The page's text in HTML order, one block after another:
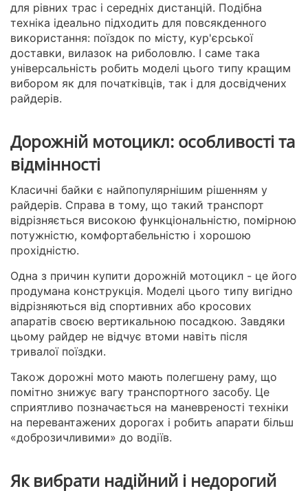
для рівних трас і середніх дистанцій. Подібна
техніка ідеально підходить для повсякденного
використання: поїздок по місту, кур'єрської
доставки, вилазок на риболовлю. І саме така
універсальність робить моделі цього типу кращим
вибором як для початківців, так і для досвідчених
райдерів.
Дорожній мотоцикл: особливості та
відмінності
Класичні байки є найпопулярнішим рішенням у
райдерів. Справа в тому, що такий транспорт
відрізняється високою функціональністю, помірною
потужністю, комфортабельністю і хорошою
прохідністю.
Одна з причин купити дорожній мотоцикл - це його
продумана конструкція. Моделі цього типу вигідно
відрізняються від спортивних або кросових
апаратів своєю вертикальною посадкою. Завдяки
цьому райдер не відчує втоми навіть після
тривалої поїздки.
Також дорожні мото мають полегшену раму, що
помітно знижує вагу транспортного засобу. Це
сприятливо позначається на маневреності техніки
на перевантажених дорогах і робить апарати більш
«доброзичливими» до водіїв.
Як вибрати надійний і недорогий